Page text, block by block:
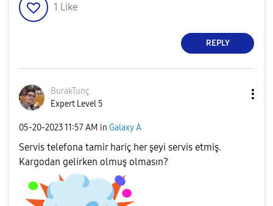
1 Like
REPLY
BurakTunç
Expert Level 5
‎05-20-202311:57 AM in Galaxy A
Servis telefona tamir hariç her şeyi servis etmiş.
Kargodan gelirken olmuş olmasın?